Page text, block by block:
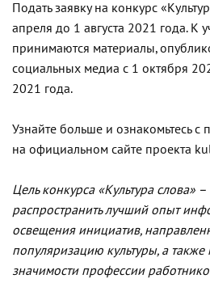
Подать заявку на конкурс
апреля до 1 августа 2021 года. К
принимаются материалы,
социальных медиа с 1 октября
2021 года.
Узнайте больше и ознакомьтесь
на официальном сайте проекта
Цель конкурса «Культура слова» –
распространить лучший опыт
освещения инициатив,
популяризацию культуры, а
значимости профессии